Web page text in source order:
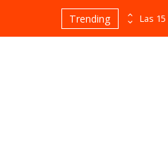
Trending Evolución cronológica de los teatros en funcionamiento más antiguos